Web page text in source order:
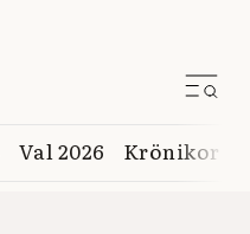
Val 2026 Krönikor